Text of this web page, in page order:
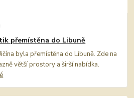
přemístěna do Libuně
byla přemístěna do Libuně. Zde na
větší prostory a širší nabídka.